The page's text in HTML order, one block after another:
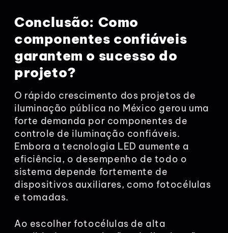
Conclusão: Como
componentes confiáveis
garantem o sucesso do
projeto?
O rápido crescimento dos projetos de
iluminação pública no México gerou uma
forte demanda por componentes de
controle de iluminação confiáveis.
Embora a tecnologia LED aumente a
eficiência, o desempenho de todo o
sistema depende fortemente de
dispositivos auxiliares, como fotocélulas
e tomadas.
Ao escolher fotocélulas de alta